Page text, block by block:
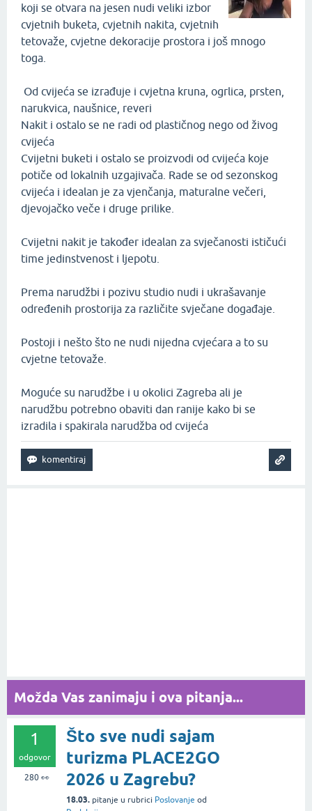
koji se otvara na jesen nudi veliki izbor
cvjetnih buketa, cvjetnih nakita, cvjetnih
tetovaže, cvjetne dekoracije prostora i još mnogo
toga.
Od cvijeća se izrađuje i cvjetna kruna, ogrlica, prsten,
narukvica, naušnice, reveri
Nakit i ostalo se ne radi od plastičnog nego od živog
cvijeća
Cvijetni buketi i ostalo se proizvodi od cvijeća koje
potiče od lokalnih uzgajivača. Rade se od sezonskog
cvijeća i idealan je za vjenčanja, maturalne večeri,
djevojačko veče i druge prilike.
Cvijetni nakit je također idealan za svječanosti ističući
time jedinstvenost i ljepotu.
Prema narudžbi i pozivu studio nudi i ukrašavanje
određenih prostorija za različite svječane događaje.
Postoji i nešto što ne nudi nijedna cvjećara a to su
cvjetne tetovaže.
Moguće su narudžbe i u okolici Zagreba ali je
narudžbu potrebno obaviti dan ranije kako bi se
izradila i spakirala narudžba od cvijeća
Možda Vas zanimaju i ova pitanja...
1
odgovor
280👀
Što sve nudi sajam
turizma PLACE2GO
2026 u Zagrebu?
18.03. pitanje u rubrici Poslovanje od